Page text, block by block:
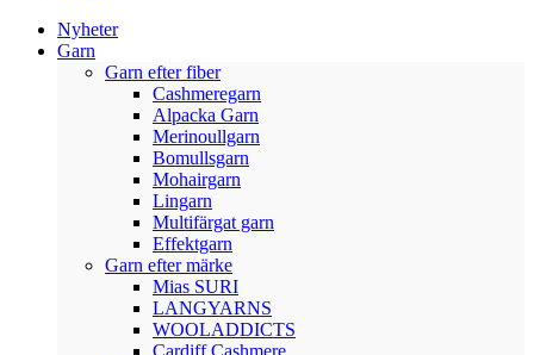
Nyheter
Garn
Garn efter fiber
Cashmeregarn
Alpacka Garn
Merinoullgarn
Bomullsgarn
Mohairgarn
Lingarn
Multifärgat garn
Effektgarn
Garn efter märke
Mias SURI
LANGYARNS
WOOLADDICTS
Cardiff Cashmere